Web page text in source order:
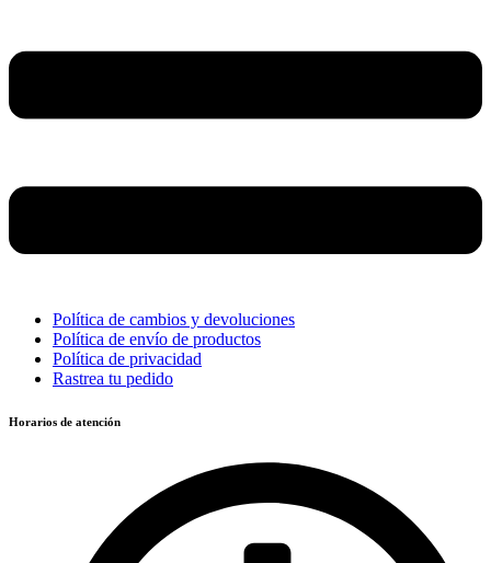
Política de cambios y devoluciones
Política de envío de productos
Política de privacidad
Rastrea tu pedido
Horarios de atención